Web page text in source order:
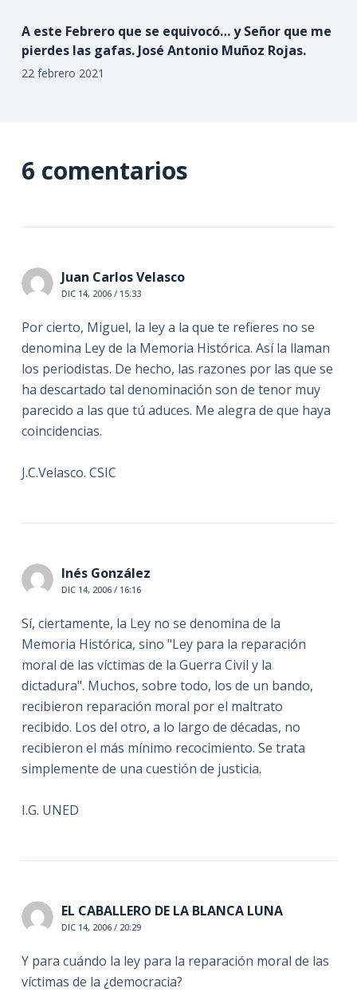
A este Febrero que se equivocó… y Señor que me
pierdes las gafas. José Antonio Muñoz Rojas.
22 febrero 2021
6 comentarios
Juan Carlos Velasco
DIC 14, 2006 / 15:33
Por cierto, Miguel, la ley a la que te refieres no se
denomina Ley de la Memoria Histórica. Así la llaman
los periodistas. De hecho, las razones por las que se
ha descartado tal denominación son de tenor muy
parecido a las que tú aduces. Me alegra de que haya
coincidencias.
J.C.Velasco. CSIC
Inés González
DIC 14, 2006 / 16:16
Sí, ciertamente, la Ley no se denomina de la
Memoria Histórica, sino "Ley para la reparación
moral de las víctimas de la Guerra Civil y la
dictadura". Muchos, sobre todo, los de un bando,
recibieron reparación moral por el maltrato
recibido. Los del otro, a lo largo de décadas, no
recibieron el más mínimo recocimiento. Se trata
simplemente de una cuestión de justicia.
I.G. UNED
EL CABALLERO DE LA BLANCA LUNA
DIC 14, 2006 / 20:29
Y para cuándo la ley para la reparación moral de las
víctimas de la ¿democracia?